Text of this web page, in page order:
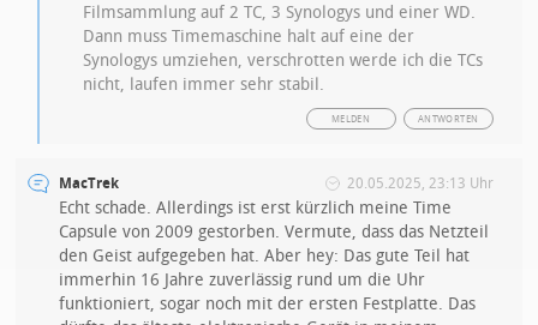
Filmsammlung auf 2 TC, 3 Synologys und einer WD.
Dann muss Timemaschine halt auf eine der
Synologys umziehen, verschrotten werde ich die TCs
nicht, laufen immer sehr stabil.
ANTWORTEN
MELDEN
MacTrek 20.05.2025, 23:13 Uhr
Echt schade. Allerdings ist erst kürzlich meine Time
Capsule von 2009 gestorben. Vermute, dass das Netzteil
den Geist aufgegeben hat. Aber hey: Das gute Teil hat
immerhin 16 Jahre zuverlässig rund um die Uhr
funktioniert, sogar noch mit der ersten Festplatte. Das